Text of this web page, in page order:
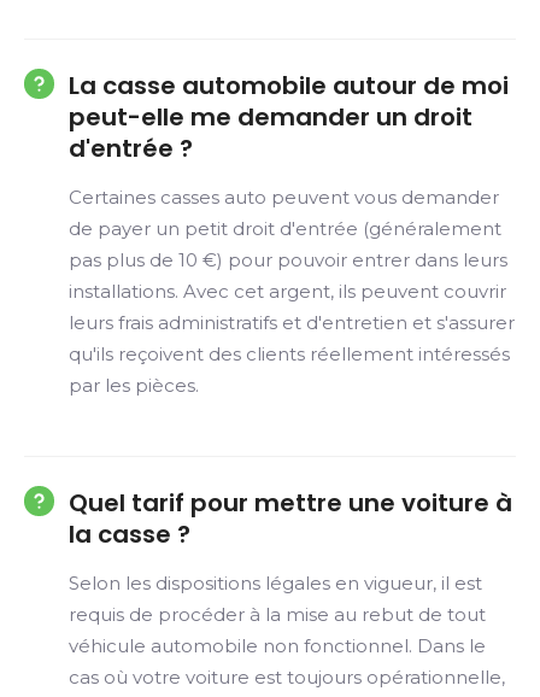
La casse automobile autour de moi
peut-elle me demander un droit
d'entrée ?
Certaines casses auto peuvent vous demander
de payer un petit droit d'entrée (généralement
pas plus de 10 €) pour pouvoir entrer dans leurs
installations. Avec cet argent, ils peuvent couvrir
leurs frais administratifs et d'entretien et s'assurer
qu'ils reçoivent des clients réellement intéressés
par les pièces.
Quel tarif pour mettre une voiture à
la casse ?
Selon les dispositions légales en vigueur, il est
requis de procéder à la mise au rebut de tout
véhicule automobile non fonctionnel. Dans le
cas où votre voiture est toujours opérationnelle,